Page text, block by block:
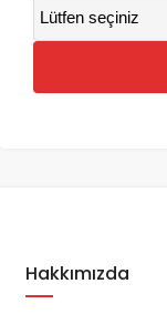
Hakkımızda